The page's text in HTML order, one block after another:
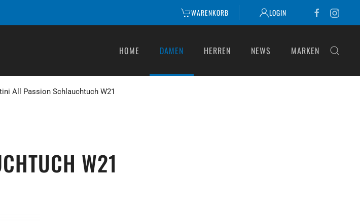
WARENKORB LOGIN
HOME DAMEN HERREN NEWS MARKEN
All Passion Schlauchtuch W21
W21